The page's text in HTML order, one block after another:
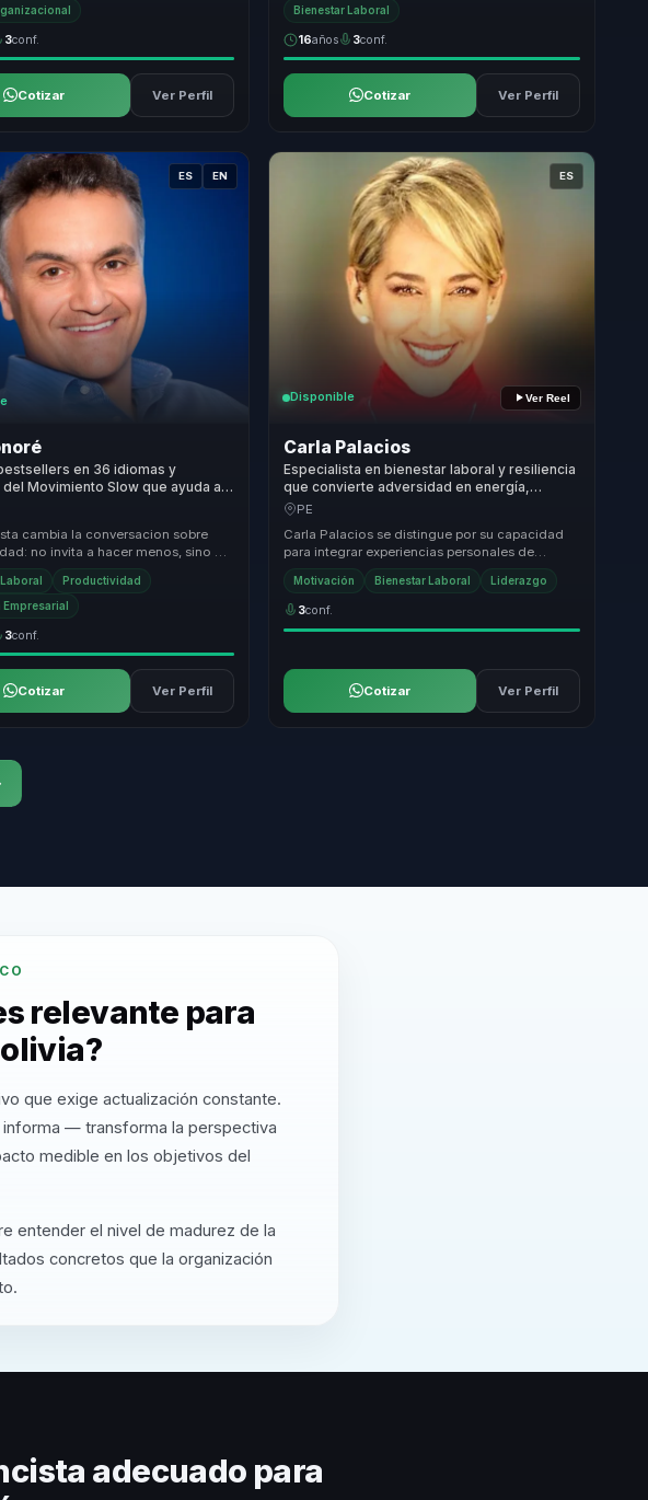
3conf.
Cotizar Ver Perfil
Bienestar Laboral
16años 3conf.
Cotizar Ver Perfil
ES EN
en 36 idiomas y
Movimiento Slow que ayuda a
a convertir liderazgo y
cambia la conversacion sobre
no invita a hacer menos, sino a
Convierte bienestar, tiempo y
Productividad
Empresarial
3conf.
Cotizar Ver Perfil
ES
Disponible Ver Reel
Carla Palacios
Especialista en bienestar laboral y resiliencia
que convierte adversidad en energía,
enfoque y recuperación emocional para
PE
Carla Palacios se distingue por su capacidad
para integrar experiencias personales de
superación con un enfoque práctico en
resiliencia y...
Motivación Bienestar Laboral Liderazgo
3conf.
Cotizar Ver Perfil
relevante para
que exige actualización constante.
informa — transforma la perspectiva
medible en los objetivos del
entender el nivel de madurez de la
concretos que la organización
adecuado para